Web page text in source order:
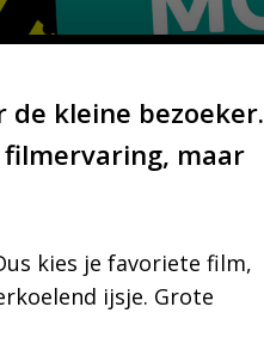
kleine bezoeker.
maar
kies je favoriete film,
ijsje. Grote